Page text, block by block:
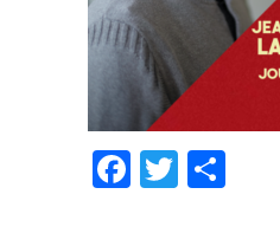
Facebook
Twitter